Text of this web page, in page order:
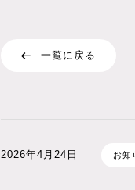
一覧に戻る
2026年4⽉24⽇ お知